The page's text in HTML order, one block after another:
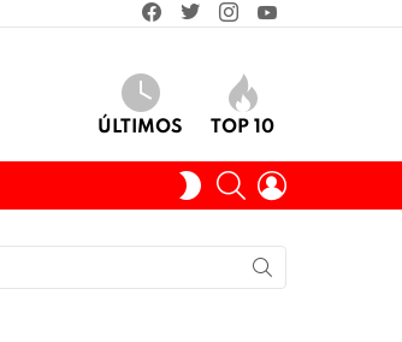
ÚLTIMOS TOP 10
SWITCH
SKIN
BUSCAR